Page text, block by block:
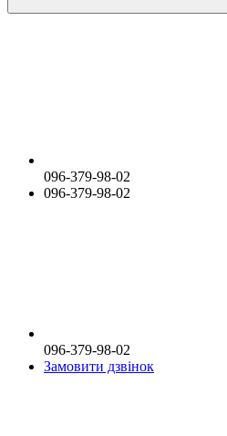
096-379-98-02
096-379-98-02
096-379-98-02
Замовити дзвінок